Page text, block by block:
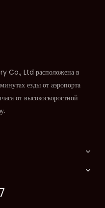
Ltd расположена в
езды от аэропорта
от высокоскоростной